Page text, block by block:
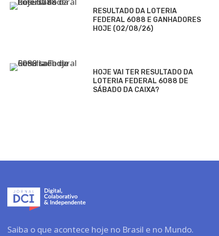
RESULTADO DA LOTERIA
FEDERAL 6088 E GANHADORES
HOJE (02/08/26)
HOJE VAI TER RESULTADO DA
LOTERIA FEDERAL 6088 DE
SÁBADO DA CAIXA?
Saiba o que acontece hoje no Brasil e no Mundo.